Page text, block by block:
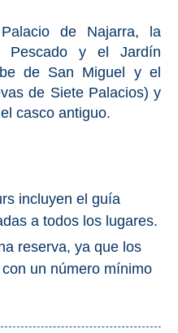
de Najarra, la
Pescado y el Jardín
de San Miguel y el
de Siete Palacios) y
casco antiguo.
incluyen el guía
a todos los lugares.
reserva, ya que los
un número mínimo